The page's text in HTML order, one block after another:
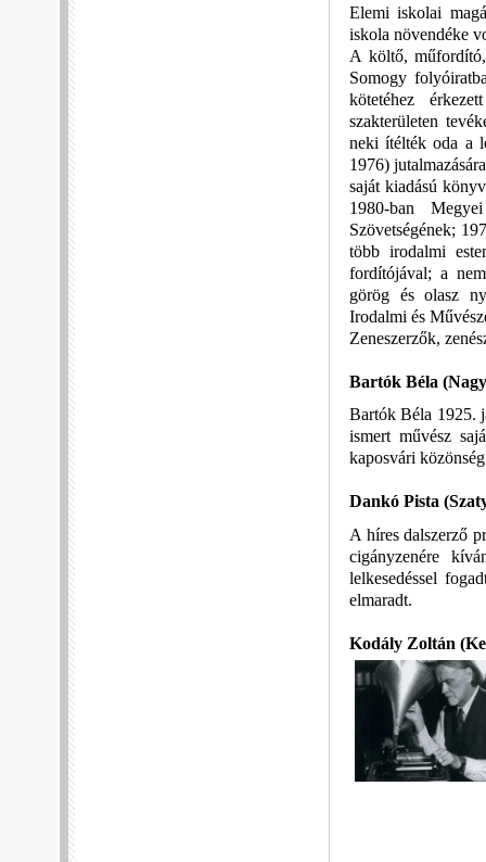
Elemi iskolai
iskola növendéke
A költő,
Somogy
kötetéhez
szakterületen
neki ítélték oda a
1976)
saját kiadású
1980-ban
Szövetségének;
több irodalmi
fordítójával; a
görög és olasz
Irodalmi és
Zeneszerzők,
Bartók Béla
Bartók Béla 1925.
ismert művész
kaposvári
Dankó Pista
A híres dalszerző
cigányzenére
lelkesedéssel
elmaradt.
Kodály Zoltán